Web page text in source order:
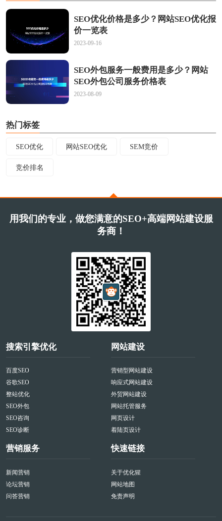
SEO优化价格是多少？网站SEO优化报
价一览表
2023-09-16
SEO外包服务一般费用是多少？网站
SEO外包公司服务价格表
2023-08-09
热门标签
SEO优化 网站SEO优化 SEM竞价
竞价排名
用我们的专业，做您满意的SEO+高端网站建设服
务商！
搜索引擎优化
百度SEO
谷歌SEO
整站优化
SEO外包
SEO咨询
SEO诊断
网站建设
营销型网站建设
响应式网站建设
外贸网站建设
网站托管服务
网页设计
着陆页设计
营销服务
新闻营销
论坛营销
问答营销
快速链接
关于优化猩
网站地图
免责声明